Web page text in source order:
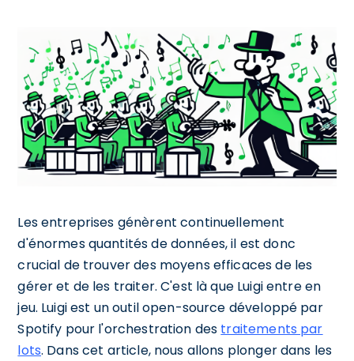
Les entreprises génèrent continuellement
d'énormes quantités de données, il est donc
crucial de trouver des moyens efficaces de les
gérer et de les traiter. C'est là que Luigi entre en
jeu. Luigi est un outil open-source développé par
Spotify pour l'orchestration des traitements par
lots. Dans cet article, nous allons plonger dans les